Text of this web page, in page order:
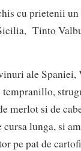
cu prietenii
Tinto
ale
tempranillo,
merlot si de
lunga, si
pe pat de